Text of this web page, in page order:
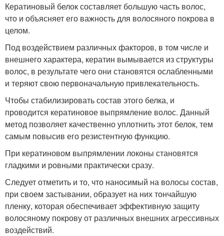
Кератиновый белок составляет большую часть волос,
что и объясняет его важность для волосяного покрова в
целом.
Под воздействием различных факторов, в том числе и
внешнего характера, кератин вымывается из структуры
волос, в результате чего они становятся ослабленными
и теряют свою первоначальную привлекательность.
Чтобы стабилизировать состав этого белка, и
проводится кератиновое выпрямление волос. Данный
метод позволяет качественно уплотнить этот белок, тем
самым повысив его резистентную функцию.
При кератиновом выпрямлении локоны становятся
гладкими и ровными практически сразу.
Следует отметить и то, что наносимый на волосы состав,
при своем застывании, образует на них тончайшую
пленку, которая обеспечивает эффективную защиту
волосяному покрову от различных внешних агрессивных
воздействий.